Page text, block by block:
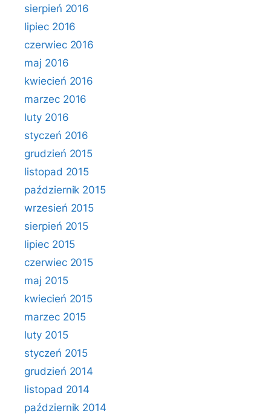
sierpień 2016
lipiec 2016
czerwiec 2016
maj 2016
kwiecień 2016
marzec 2016
luty 2016
styczeń 2016
grudzień 2015
listopad 2015
październik 2015
wrzesień 2015
sierpień 2015
lipiec 2015
czerwiec 2015
maj 2015
kwiecień 2015
marzec 2015
luty 2015
styczeń 2015
grudzień 2014
listopad 2014
październik 2014